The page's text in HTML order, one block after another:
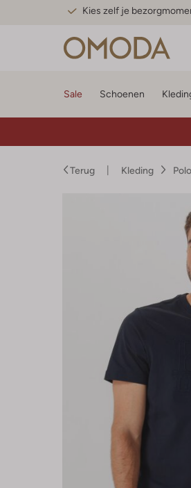
Kies zelf je
Sale Schoenen
Terug Kleding